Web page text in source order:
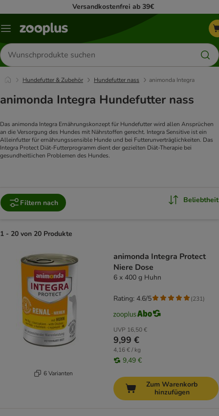
Versandkostenfrei ab 39€
Menü
Produkte
suchen
Hundefutter & Zubehör Hundefutter nass animonda Integra
animonda Integra Hundefutter nass
Das animonda Integra Ernährungskonzept für Hundefutter wird allen Ansprüchen
an die Versorgung des Hundes mit Nährstoffen gerecht. Integra Sensitive ist ein
Alleinfutter für ernährungssensible Hunde und bei Futterunverträglichkeiten. Das
Integra Protect Diät-Futterprogramm dient der gezielten Diät-Therapie bei
gesundheitlichen Problemen des Hundes.
Filtern nach Beliebtheit
1 - 20 von 20 Produkte
6 Varianten
animonda Integra Protect
Niere Dose
6 x 400 g Huhn
UVP 16,50 €
9,99 €
4,16 € / kg
9,49 €
Rating: 4.6/5 (231)
Zum Warenkorb
hinzufügen